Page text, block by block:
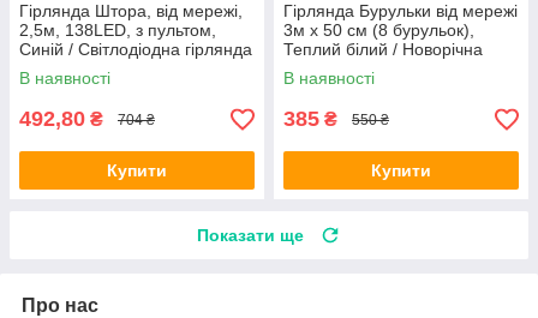
Гірлянда Штора, від мережі,
2,5м, 138LED, з пультом,
Синій / Світлодіодна гірлянда
на вікно
В наявності
492,80 ₴ 704 ₴
Купити
Гірлянда Бурульки від мережі
3м х 50 см (8 бурульок),
Теплий білий / Новорічна
вулична гірлянда Танучі
бурульки
В наявності
385 ₴ 550 ₴
Купити
Показати ще
Про нас